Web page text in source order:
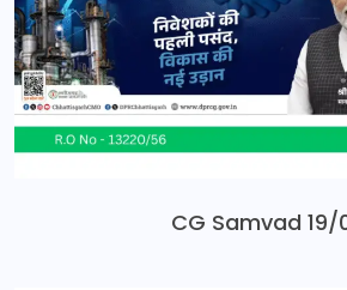
CG Samvad 19/